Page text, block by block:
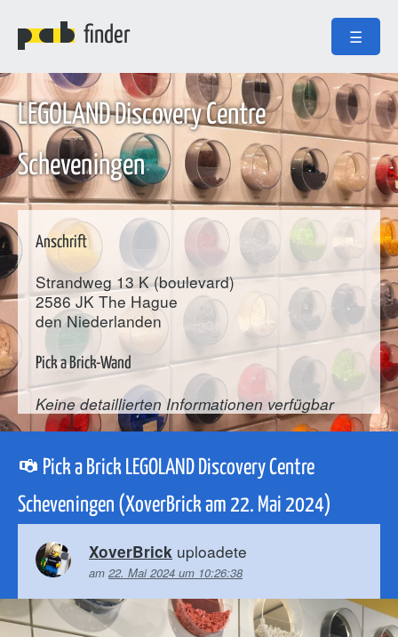
finder ☰
LEGOLAND Discovery Centre
Scheveningen
Anschrift
Strandweg 13 K (boulevard)
2586 JK The Hague
den Niederlanden
Pick a Brick-Wand
Keine detaillierten Informationen verfügbar
Pick a Brick LEGOLAND Discovery Centre
Scheveningen (XoverBrick am 22. Mai 2024)
XoverBrick uploadete
am 22. Mai 2024 um 10:26:38